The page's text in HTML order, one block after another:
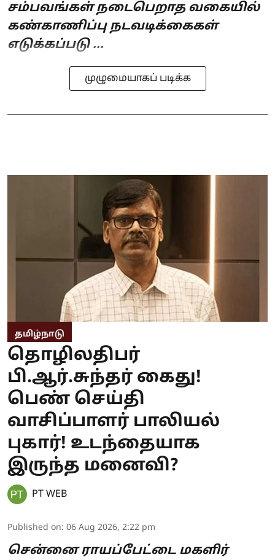
சம்பவங்கள் நடைபெறாத வகையில்
கண்காணிப்பு நடவடிக்கைகள்
எடுக்கப்படு ...
முழுமையாகப் படிக்க
தமிழ்நாடு
தொழிலதிபர்
பி.ஆர்.சுந்தர் கைது!
பெண் செய்தி
வாசிப்பாளர் பாலியல்
புகார்! உடந்தையாக
இருந்த மனைவி?
PT WEB
Published on: 06 Aug 2026, 2:22 pm
சென்னை ராயப்பேட்டை மகளிர்